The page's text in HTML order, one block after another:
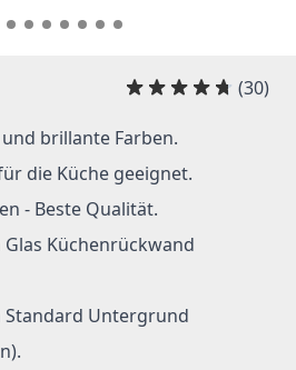
(30)
brillante Farben.
die Küche geeignet.
- Beste Qualität.
Küchenrückwand
Untergrund